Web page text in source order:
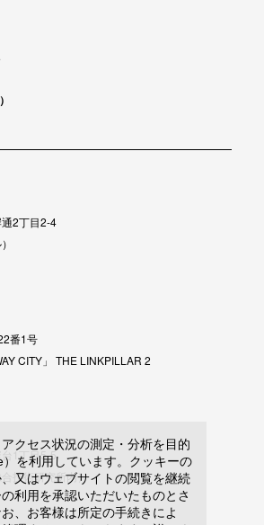
クセス状況の測定・分析を目的
を利用しています。クッキーの
又はウェブサイトの閲覧を継続
利用を承認いただいたものとさ
、お客様は所定の手続きによ
2丁目2-4
番1号
CITY」 THE LINKPILLAR 2
1丁目5-5
技術研究所内）